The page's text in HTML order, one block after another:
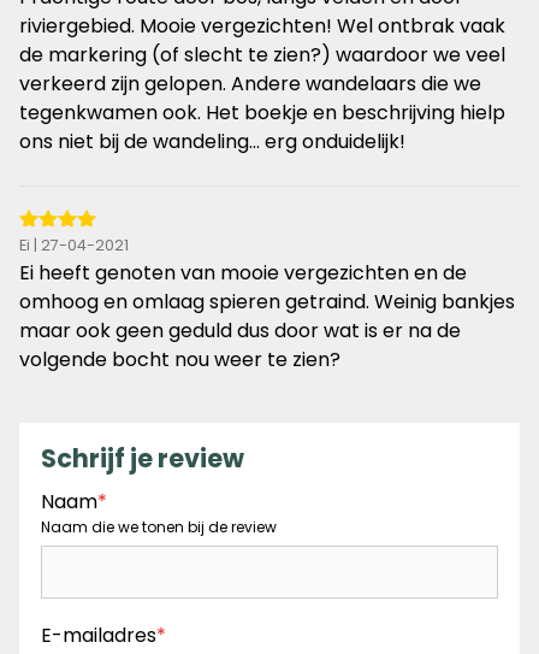
de
5
sterren
riviergebied. Mooie vergezichten! Wel ontbrak vaak
de markering (of slecht te zien?) waardoor we veel
verkeerd zijn gelopen. Andere wandelaars die we
tegenkwamen ook. Het boekje en beschrijving hielp
ons niet bij de wandeling... erg onduidelijk!
4
van
de
5
sterren
Ei | 27-04-2021
Ei heeft genoten van mooie vergezichten en de
omhoog en omlaag spieren getraind. Weinig bankjes
maar ook geen geduld dus door wat is er na de
volgende bocht nou weer te zien?
Schrijf je review
Naam*
Naam die we tonen bij de review
E-mailadres*